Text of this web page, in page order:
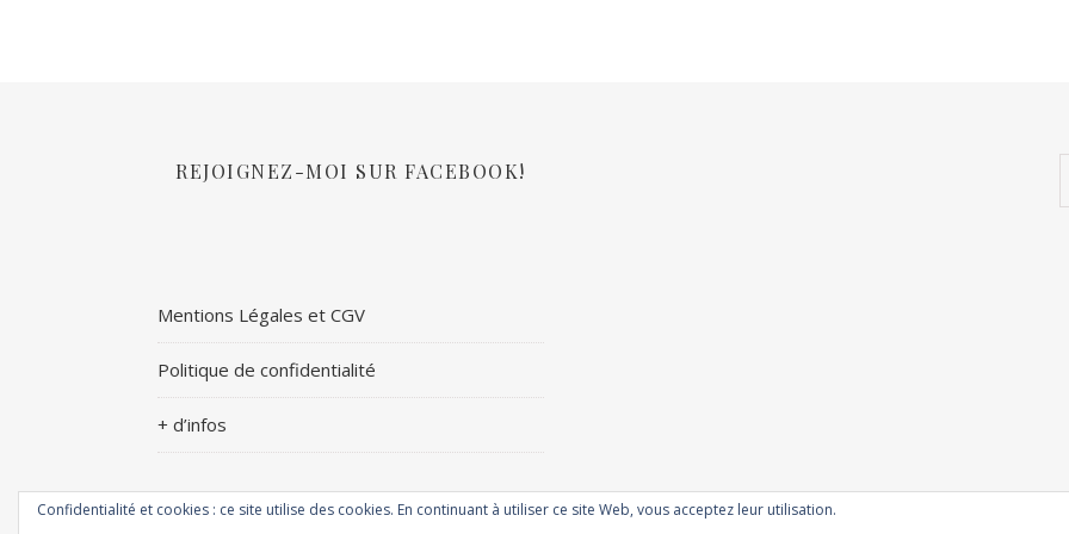
REJOIGNEZ-MOI SUR FACEBOOK!
Mentions Légales et CGV
Politique de confidentialité
+ d’infos
Confidentialité et cookies : ce site utilise des cookies. En continuant à utiliser ce site Web, vous acceptez leur utilisation.